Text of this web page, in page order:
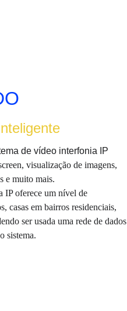
de vídeo interfonia IP
visualização de imagens,
e muito mais.
IP oferece um nível de
casas em bairros residenciais,
ser usada uma rede de dados
sistema.